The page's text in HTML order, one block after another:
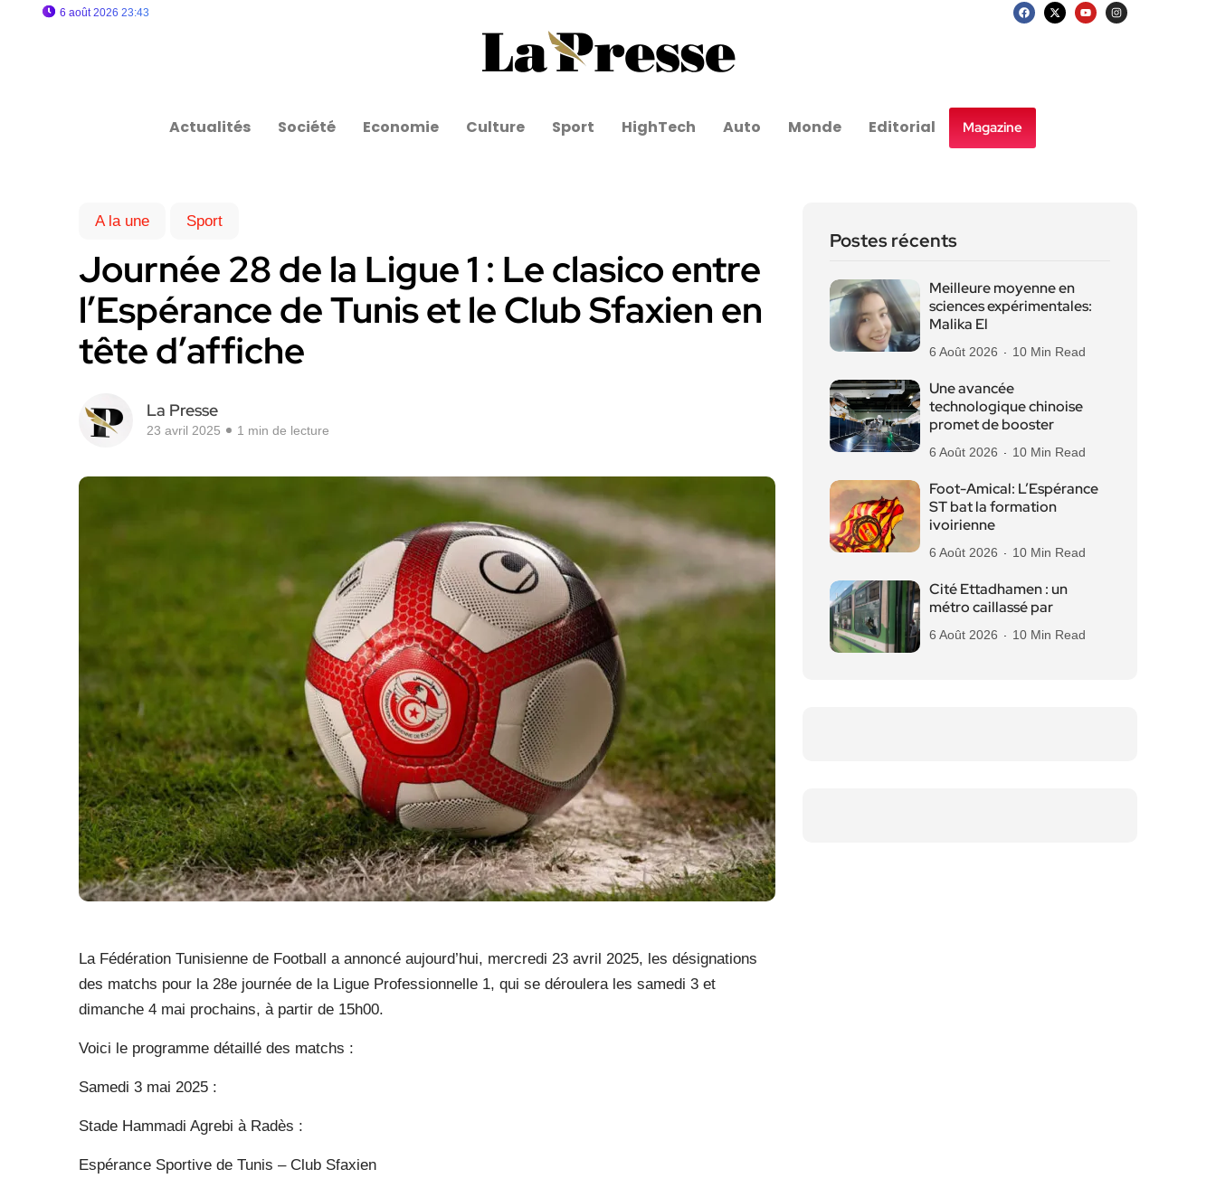
6 août 2026 23:43
Actualités Société Economie Culture Sport HighTech Auto Monde Editorial Magazine
A la une Sport
Journée 28 de la Ligue 1 : Le clasico entre
l’Espérance de Tunis et le Club Sfaxien en
tête d’affiche
La Presse
23 avril 2025 1 min de lecture
La Fédération Tunisienne de Football a annoncé aujourd’hui, mercredi 23 avril 2025, les désignations
des matchs pour la 28e journée de la Ligue Professionnelle 1, qui se déroulera les samedi 3 et
dimanche 4 mai prochains, à partir de 15h00.
Voici le programme détaillé des matchs :
Samedi 3 mai 2025 :
Stade Hammadi Agrebi à Radès :
Espérance Sportive de Tunis – Club Sfaxien
Postes récents
Meilleure moyenne en
sciences expérimentales:
Malika El
6 Août 2026 10 Min Read
Une avancée
technologique chinoise
promet de booster
6 Août 2026 10 Min Read
Foot-Amical: L’Espérance
ST bat la formation
ivoirienne
6 Août 2026 10 Min Read
Cité Ettadhamen : un
métro caillassé par
6 Août 2026 10 Min Read